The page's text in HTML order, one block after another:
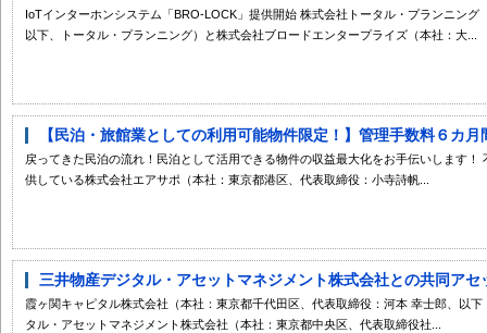
IoTインターホンシステム「BRO-LOCK」提供開始 株式会社トータル・プランニン
以下、トータル・プランニング）と株式会社ブロードエンタープライズ（本社：大...
【民泊・旅館業としての利用可能物件限定！】管理手数料６カ
戻ってきた民泊の流れ！民泊として活用できる物件の収益最大化をお手伝いします
供している株式会社エアサポ（本社：東京都港区、代表取締役：小寺詩帆...
三井物産デジタル・アセットマネジメント株式会社との共同アセ
霞ヶ関キャピタル株式会社（本社：東京都千代田区、代表取締役：河本 幸士郎、以
タル・アセットマネジメント株式会社（本社：東京都中央区、代表取締役社...